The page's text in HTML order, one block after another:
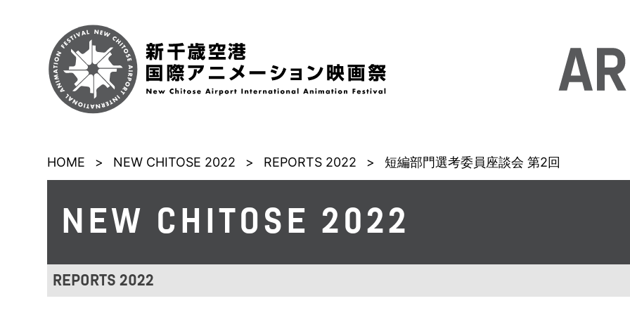
HOME > NEW CHITOSE 2022 > REPORTS 2022 > 短編部門選考委員座談会 第2回
NEW CHITOSE 2022
REPORTS 2022